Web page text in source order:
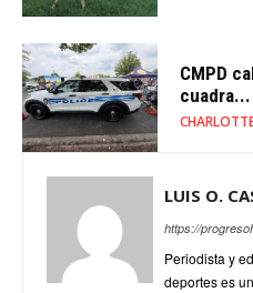
CMPD
cuadra...
LUIS O.
https://
Periodista y
deportes es